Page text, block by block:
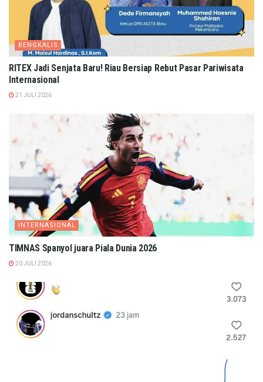
BENGKALIS
RITEX Jadi Senjata Baru! Riau Bersiap Rebut Pasar Pariwisata
Internasional
21 JULI 2026
INTERNASIONAL
TIMNAS Spanyol juara Piala Dunia 2026
20 JULI 2026